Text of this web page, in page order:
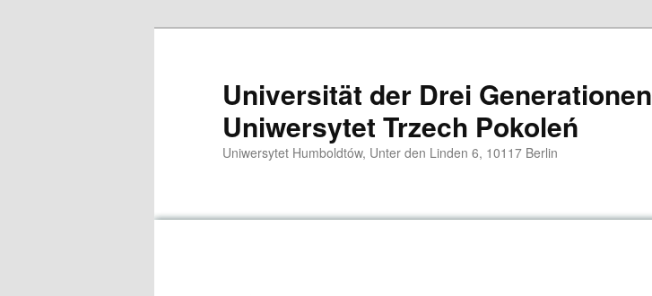
Universität der Drei Generationen
Uniwersytet Trzech Pokoleń
Uniwersytet Humboldtów, Unter den Linden 6, 10117 Berlin